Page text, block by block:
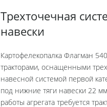
Трехточечная
навески
Картофелекопалка Флагман
тракторами, оснащенными
навесной системой первой
под нижние тяги навески 22
работы агрегата требуется